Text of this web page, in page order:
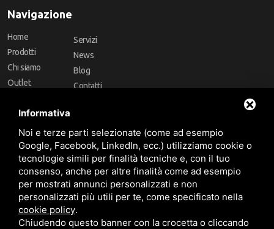
Navigazione
Home
Prodotti
Chi siamo
Outlet
Marchi
Servizi
News
Blog
Contatti
Follow Us
Area riservata
Informativa
Noi e terze parti selezionate (come ad esempio
Google, Facebook, LinkedIn, ecc.) utilizziamo cookie o
tecnologie simili per finalità tecniche e, con il tuo
consenso, anche per altre finalità come ad esempio
per mostrati annunci personalizzati e non
personalizzati più utili per te, come specificato nella
cookie policy.
Chiudendo questo banner con la crocetta o cliccando